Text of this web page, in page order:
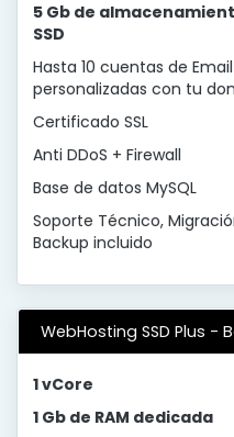
5 Gb de
SSD
Hasta 10 cuentas de Email
personalizadas con tu
Certificado SSL
Anti DDoS + Firewall
Base de datos MySQL
Soporte Técnico,
Backup incluido
WebHosting SSD Plus -
1 vCore
1 Gb de RAM dedicada